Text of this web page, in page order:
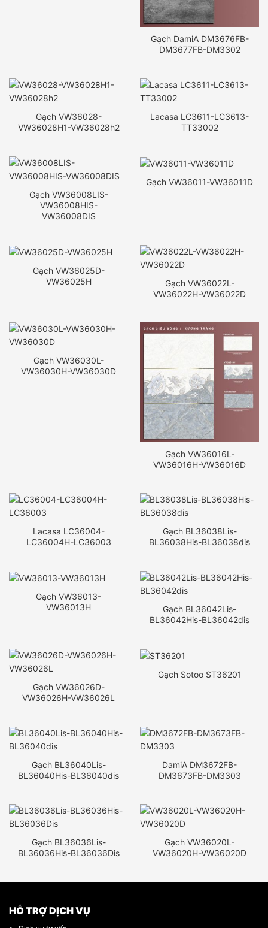
Gạch DamiA DM3676FB-
DM3677FB-DM3302
Gạch VW36028-
VW36028H1-VW36028h2
Lacasa LC3611-LC3613-
TT33002
Gạch VW36008LIS-
VW36008HIS-
VW36008DIS
Gạch VW36011-VW36011D
Gạch VW36025D-
VW36025H
Gạch VW36022L-
VW36022H-VW36022D
Gạch VW36030L-
VW36030H-VW36030D
Gạch VW36016L-
VW36016H-VW36016D
Lacasa LC36004-
LC36004H-LC36003
Gạch BL36038Lis-
BL36038His-BL36038dis
Gạch VW36013-
VW36013H
Gạch BL36042Lis-
BL36042His-BL36042dis
Gạch VW36026D-
VW36026H-VW36026L
Gạch Sotoo ST36201
Gạch BL36040Lis-
BL36040His-BL36040dis
DamiA DM3672FB-
DM3673FB-DM3303
Gạch BL36036Lis-
BL36036His-BL36036Dis
Gạch VW36020L-
VW36020H-VW36020D
HỖ TRỢ DỊCH VỤ